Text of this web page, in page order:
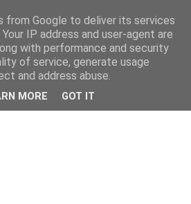
from Google to deliver its services
IP address and user-agent are
with performance and security
of service, generate usage
and address abuse.
MORE GOT IT